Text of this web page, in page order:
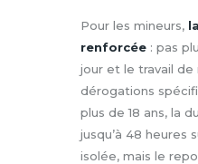
Pour les mineurs,
renforcée : pas
jour et le travail
dérogations
plus de 18 ans, la
jusqu’à 48 heures
isolée, mais le